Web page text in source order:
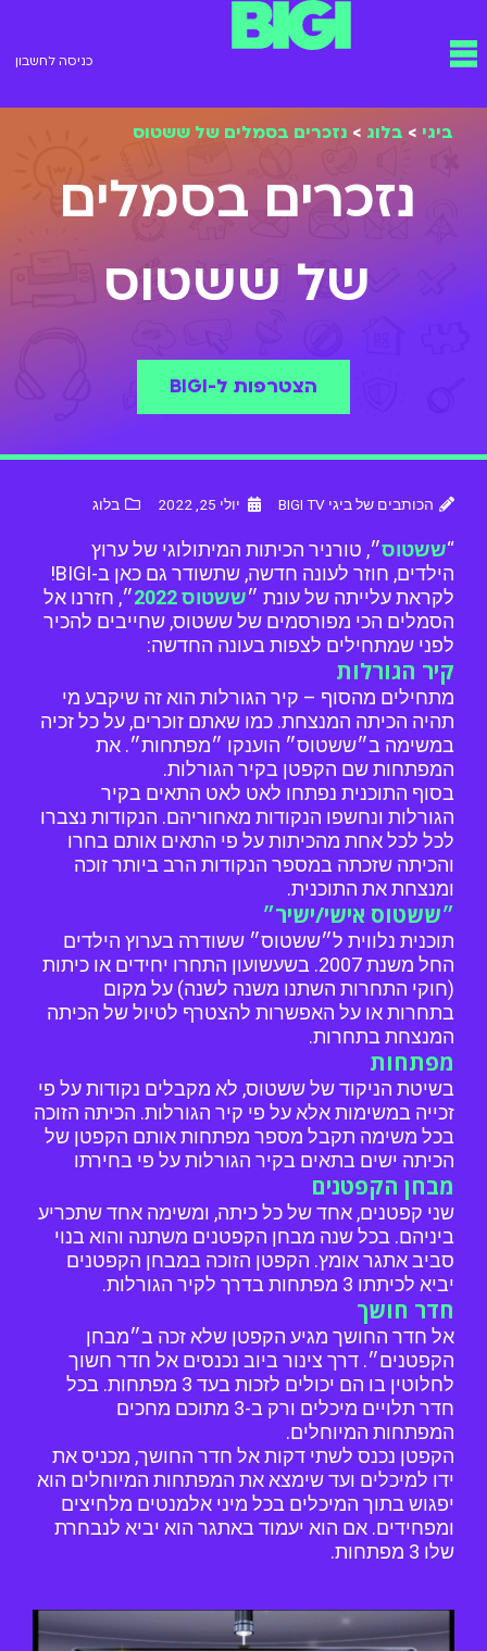
תפריט כניסה לחשבון
ביגי > בלוג > נזכרים בסמלים של ששטוס
נזכרים בסמלים
של ששטוס
הצטרפות ל-BIGI
הכותבים של ביגי BIGI TV יולי 25, 2022 בלוג
“ששטוס״, טורניר הכיתות המיתולוגי של ערוץ
הילדים, חוזר לעונה חדשה, שתשודר גם כאן ב-BIGI!
לקראת עלייתה של עונת ״ששטוס 2022
״, חזרנו אל
הסמלים הכי מפורסמים של ששטוס, שחייבים להכיר
לפני שמתחילים לצפות בעונה החדשה:
קיר הגורלות
מתחילים מהסוף – קיר הגורלות הוא זה שיקבע מי
תהיה הכיתה המנצחת. כמו שאתם זוכרים, על כל זכיה
במשימה ב״ששטוס״ הוענקו ״מפתחות״. את
המפתחות שם הקפטן בקיר הגורלות.
בסוף התוכנית נפתחו לאט לאט התאים בקיר
הגורלות ונחשפו הנקודות מאחוריהם. הנקודות נצברו
לכל לכל אחת מהכיתות על פי התאים אותם בחרו
והכיתה שזכתה במספר הנקודות הרב ביותר זוכה
ומנצחת את התוכנית.
״ששטוס אישי/ישיר״
תוכנית נלווית ל״ששטוס״ ששודרה בערוץ הילדים
החל משנת 2007. בשעשועון התחרו יחידים או כיתות
(חוקי התחרות השתנו משנה לשנה) על מקום
בתחרות או על האפשרות להצטרף לטיול של הכיתה
המנצחת בתחרות.
מפתחות
בשיטת הניקוד של ששטוס, לא מקבלים נקודות על פי
זכייה במשימות אלא על פי קיר הגורלות. הכיתה הזוכה
בכל משימה תקבל מספר מפתחות אותם הקפטן של
הכיתה ישים בתאים בקיר הגורלות על פי בחירתו
מבחן הקפטנים
שני קפטנים, אחד של כל כיתה, ומשימה אחד שתכריע
ביניהם. בכל שנה מבחן הקפטנים משתנה והוא בנוי
סביב אתגר אומץ. הקפטן הזוכה במבחן הקפטנים
יביא לכיתתו 3 מפתחות בדרך לקיר הגורלות.
חדר חושך
אל חדר החושך מגיע הקפטן שלא זכה ב״מבחן
הקפטנים״. דרך צינור ביוב נכנסים אל חדר חשוך
לחלוטין בו הם יכולים לזכות בעד 3 מפתחות. בכל
חדר תלויים מיכלים ורק ב-3 מתוכם מחכים
המפתחות המיוחלים.
הקפטן נכנס לשתי דקות אל חדר החושך, מכניס את
ידו למיכלים ועד שימצא את המפתחות המיוחלים הוא
יפגוש בתוך המיכלים בכל מיני אלמנטים מלחיצים
ומפחידים. אם הוא יעמוד באתגר הוא יביא לנבחרת
שלו 3 מפתחות.